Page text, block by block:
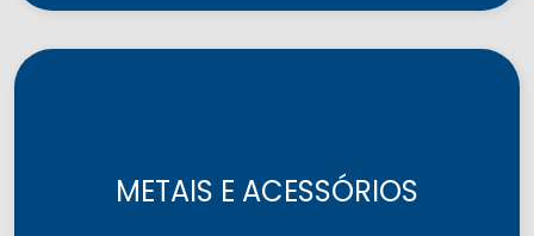
METAIS E ACESSÓRIOS